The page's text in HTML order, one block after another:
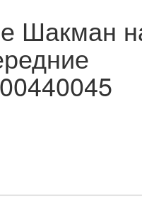
Шакман